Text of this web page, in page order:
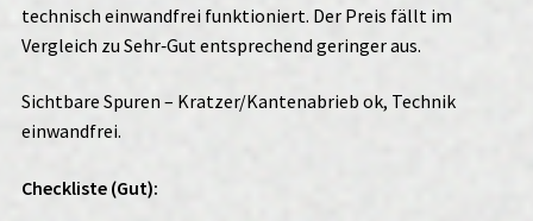
technisch einwandfrei funktioniert. Der Preis fällt im
Vergleich zu Sehr‑Gut entsprechend geringer aus.
Sichtbare Spuren – Kratzer/Kantenabrieb ok, Technik
einwandfrei.
Checkliste (Gut):